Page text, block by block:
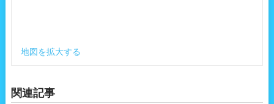
地図を拡大する
関連記事